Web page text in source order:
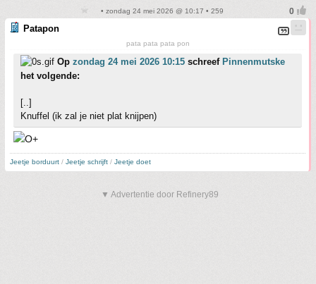
• zondag 24 mei 2026 @ 10:17 • 259
Patapon
pata pata pata pon
Op zondag 24 mei 2026 10:15 schreef Pinnenmutske
het volgende:
[..]
Knuffel (ik zal je niet plat knijpen)
Jeetje borduurt / Jeetje schrijft / Jeetje doet
▼ Advertentie door Refinery89